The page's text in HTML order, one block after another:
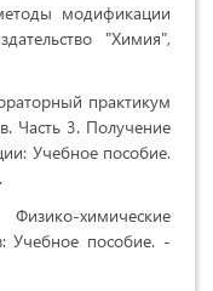
модификации
"Химия",
практикум
Часть 3. Получение
Учебное пособие.
химические
Учебное пособие. -